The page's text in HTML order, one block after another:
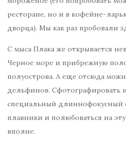
ресторане, но и в кофейне-
дворца). Мы как раз пробовали
С мыса Плака же открывается
Черное море и прибрежную
полуострова. А еще отсюда
дельфинов. Сфотографировать
специальный длиннофокусный
плавники и полюбоваться на эту
вполне.